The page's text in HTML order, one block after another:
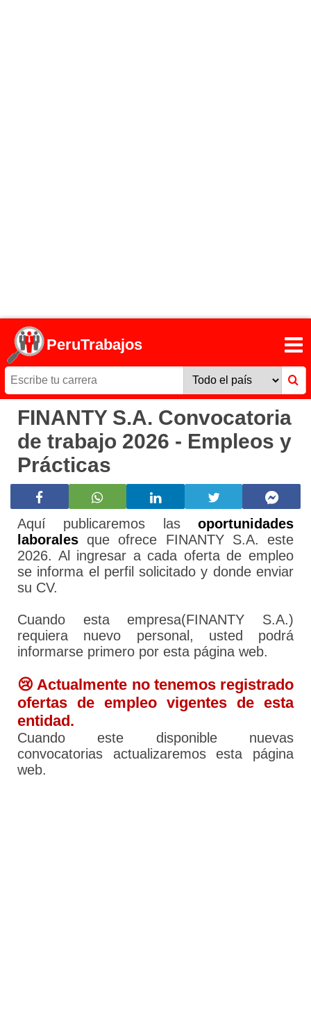
PeruTrabajos
FINANTY S.A. Convocatoria
de trabajo 2026 - Empleos y
Prácticas
Aquí publicaremos las oportunidades
laborales que ofrece FINANTY S.A. este
2026. Al ingresar a cada oferta de empleo
se informa el perfil solicitado y donde enviar
su CV.
Cuando esta empresa(FINANTY S.A.)
requiera nuevo personal, usted podrá
informarse primero por esta página web.
😢 Actualmente no tenemos registrado
ofertas de empleo vigentes de esta
entidad.
Cuando este disponible nuevas
convocatorias actualizaremos esta página
web.